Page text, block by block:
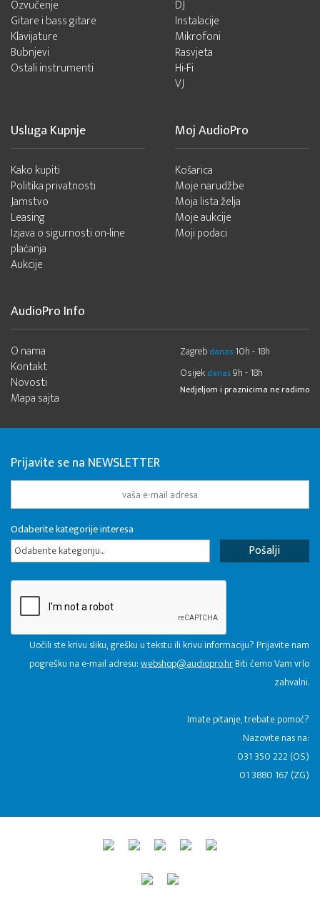
Ozvučenje
Gitare i bass gitare
Klavijature
Bubnjevi
Ostali instrumenti
DJ
Instalacije
Mikrofoni
Rasvjeta
Hi-Fi
VJ
Usluga Kupnje
Kako kupiti
Politika privatnosti
Jamstvo
Leasing
Izjava o sigurnosti on-line
plaćanja
Aukcije
Moj AudioPro
Košarica
Moje narudžbe
Moja lista želja
Moje aukcije
Moji podaci
AudioPro Info
O nama
Kontakt
Novosti
Mapa sajta
Zagreb danas 10h - 18h
Osijek danas9h - 18h
Nedjeljom i praznicima ne radimo
Prijavite se na NEWSLETTER
Odaberite kategorije interesa
Odaberite kategoriju...
Uočili ste krivu sliku, grešku u tekstu ili krivu informaciju? Prijavite nam
pogrešku na e-mail adresu:webshop@audiopro.hrBiti ćemo Vam vrlo
zahvalni.
​Imate pitanje, trebate pomoć?
Nazovite nas na:
031 350 222 (OS)
01 3880 167 (ZG)